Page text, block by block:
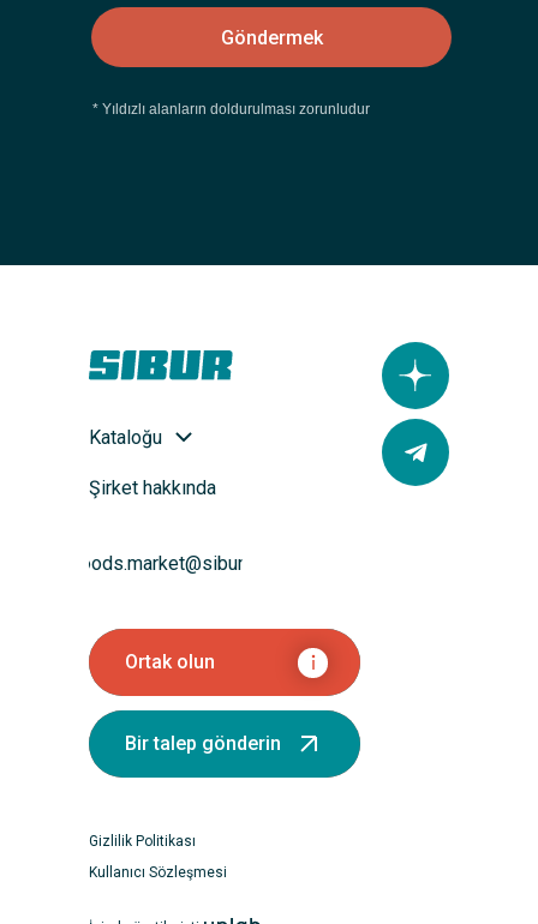
* Yıldızlı alanların doldurulması zorunludur
Göndermek
Bir talep gönderin
Ortak olun
Kataloğu
Şirket hakkında
goods.market@sibur.ru
Gizlilik Politikası
Kullanıcı Sözleşmesi